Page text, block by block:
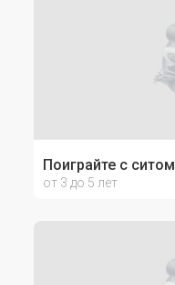
Поиграйте с ситом
от 3 до 5 лет